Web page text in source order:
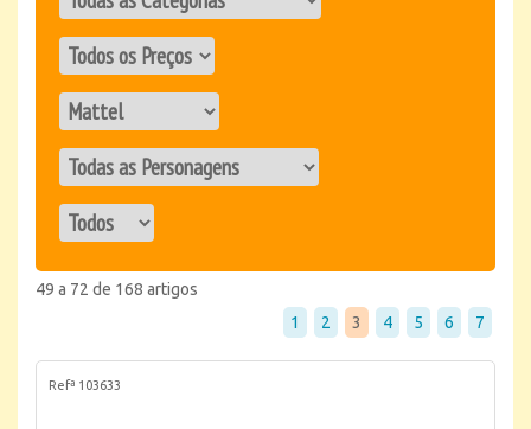
49 a 72 de 168 artigos
1
2 3 4 5 6 7
Refª 103633